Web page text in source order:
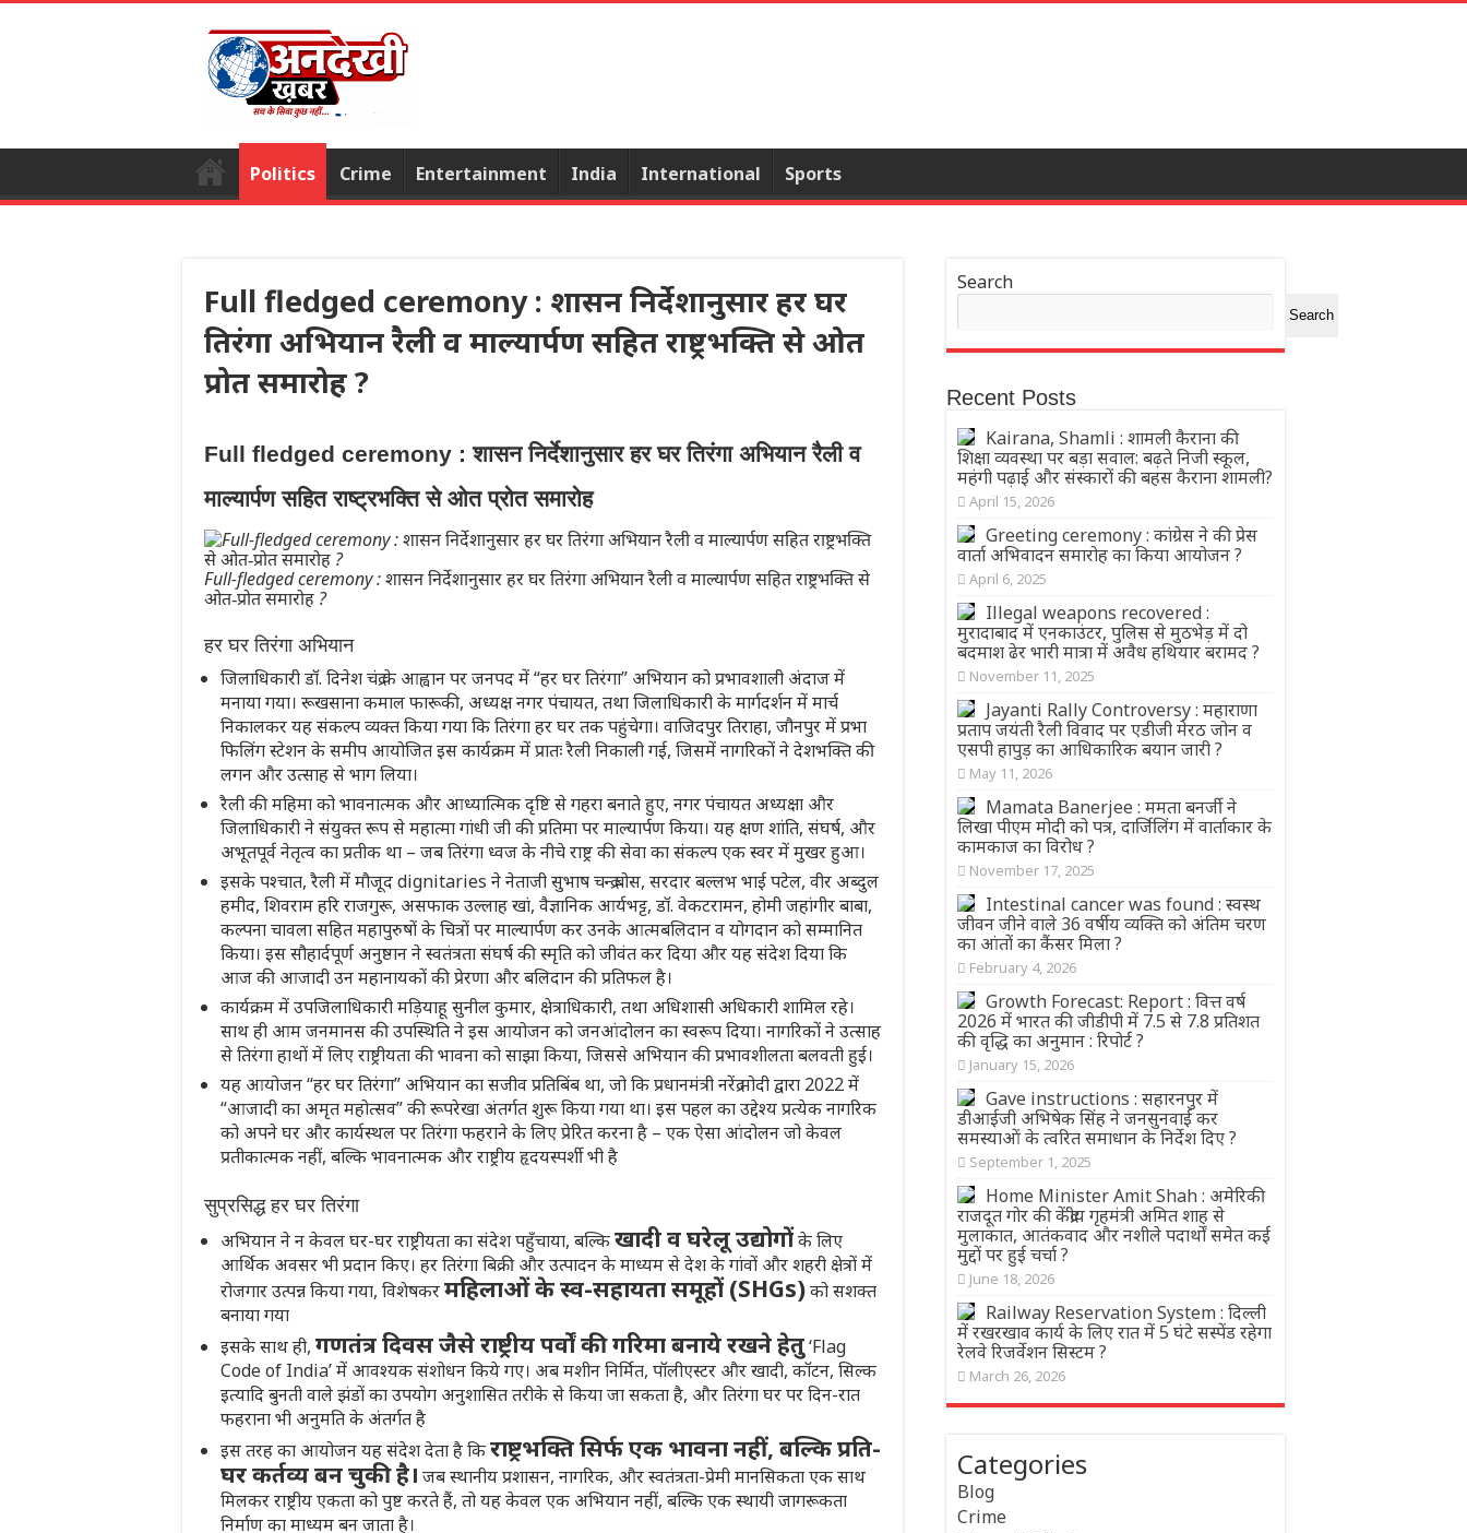
Politics Crime Entertainment India International Sports
Full fledged ceremony : शासन निर्देशानुसार हर घर
तिरंगा अभियान रैली व माल्यार्पण सहित राष्ट्रभक्ति से ओत
प्रोत समारोह ?
Full fledged ceremony : शासन निर्देशानुसार हर घर तिरंगा अभियान रैली व
माल्यार्पण सहित राष्ट्रभक्ति से ओत प्रोत समारोह
Full-fledged ceremony : शासन निर्देशानुसार हर घर तिरंगा अभियान रैली व माल्यार्पण सहित राष्ट्रभक्ति से
ओत‑प्रोत समारोह ?
हर घर तिरंगा अभियान
जिलाधिकारी डॉ. दिनेश चंद्र के आह्वान पर जनपद में “हर घर तिरंगा” अभियान को प्रभावशाली अंदाज में
मनाया गया। रूखसाना कमाल फारूकी, अध्यक्ष नगर पंचायत, तथा जिलाधिकारी के मार्गदर्शन में मार्च
निकालकर यह संकल्प व्यक्त किया गया कि तिरंगा हर घर तक पहुंचेगा। वाजिदपुर तिराहा, जौनपुर में प्रभा
फिलिंग स्टेशन के समीप आयोजित इस कार्यक्रम में प्रातः रैली निकाली गई, जिसमें नागरिकों ने देशभक्ति की
लगन और उत्साह से भाग लिया।
रैली की महिमा को भावनात्मक और आध्यात्मिक दृष्टि से गहरा बनाते हुए, नगर पंचायत अध्यक्षा और
जिलाधिकारी ने संयुक्त रूप से महात्मा गांधी जी की प्रतिमा पर माल्यार्पण किया। यह क्षण शांति, संघर्ष, और
अभूतपूर्व नेतृत्व का प्रतीक था – जब तिरंगा ध्वज के नीचे राष्ट्र की सेवा का संकल्प एक स्वर में मुखर हुआ।
इसके पश्चात, रैली में मौजूद dignitaries ने नेताजी सुभाष चन्द्र बोस, सरदार बल्लभ भाई पटेल, वीर अब्दुल
हमीद, शिवराम हरि राजगुरू, असफाक उल्लाह खां, वैज्ञानिक आर्यभट्ट, डॉ. वेकटरामन, होमी जहांगीर बाबा,
कल्पना चावला सहित महापुरुषों के चित्रों पर माल्यार्पण कर उनके आत्मबलिदान व योगदान को सम्मानित
किया। इस सौहार्दपूर्ण अनुष्ठान ने स्वतंत्रता संघर्ष की स्मृति को जीवंत कर दिया और यह संदेश दिया कि
आज की आजादी उन महानायकों की प्रेरणा और बलिदान की प्रतिफल है।
कार्यक्रम में उपजिलाधिकारी मड़ियाहू सुनील कुमार, क्षेत्राधिकारी, तथा अधिशासी अधिकारी शामिल रहे।
साथ ही आम जनमानस की उपस्थिति ने इस आयोजन को जनआंदोलन का स्वरूप दिया। नागरिकों ने उत्साह
से तिरंगा हाथों में लिए राष्ट्रीयता की भावना को साझा किया, जिससे अभियान की प्रभावशीलता बलवती हुई।
यह आयोजन “हर घर तिरंगा” अभियान का सजीव प्रतिबिंब था, जो कि प्रधानमंत्री नरेंद्र मोदी द्वारा 2022 में
“आजादी का अमृत महोत्सव” की रूपरेखा अंतर्गत शुरू किया गया था। इस पहल का उद्देश्य प्रत्येक नागरिक
को अपने घर और कार्यस्थल पर तिरंगा फहराने के लिए प्रेरित करना है – एक ऐसा आंदोलन जो केवल
प्रतीकात्मक नहीं, बल्कि भावनात्मक और राष्ट्रीय हृदयस्पर्शी भी है
सुप्रसिद्ध हर घर तिरंगा
अभियान ने न केवल घर-घर राष्ट्रीयता का संदेश पहुँचाया, बल्किखादी व घरेलू उद्योगोंके लिए
आर्थिक अवसर भी प्रदान किए। हर तिरंगा बिक्री और उत्पादन के माध्यम से देश के गांवों और शहरी क्षेत्रों में
रोजगार उत्पन्न किया गया, विशेषकरमहिलाओं के स्व-सहायता समूहों (SHGs)को सशक्त
बनाया गया
इसके साथ ही, गणतंत्र दिवस जैसे राष्ट्रीय पर्वों की गरिमा बनाये रखने हेतु‘Flag
Code of India’ में आवश्यक संशोधन किये गए। अब मशीन निर्मित, पॉलीएस्टर और खादी, कॉटन, सिल्क
इत्यादि बुनती वाले झंडों का उपयोग अनुशासित तरीके से किया जा सकता है, और तिरंगा घर पर दिन-रात
फहराना भी अनुमति के अंतर्गत है
इस तरह का आयोजन यह संदेश देता है किराष्ट्रभक्ति सिर्फ एक भावना नहीं, बल्कि प्रति-
घर कर्तव्य बन चुकी है। जब स्थानीय प्रशासन, नागरिक, और स्वतंत्रता-प्रेमी मानसिकता एक साथ
मिलकर राष्ट्रीय एकता को पुष्ट करते हैं, तो यह केवल एक अभियान नहीं, बल्कि एक स्थायी जागरूकता
निर्माण का माध्यम बन जाता है।
Search
Search
Recent Posts
Kairana, Shamli : शामली कैराना की
शिक्षा व्यवस्था पर बड़ा सवाल: बढ़ते निजी स्कूल,
महंगी पढ़ाई और संस्कारों की बहस कैराना शामली?
April 15, 2026
Greeting ceremony : कांग्रेस ने की प्रेस
वार्ता अभिवादन समारोह का किया आयोजन ?
April 6, 2025
Illegal weapons recovered :
मुरादाबाद में एनकाउंटर, पुलिस से मुठभेड़ में दो
बदमाश ढेर भारी मात्रा में अवैध हथियार बरामद ?
November 11, 2025
Jayanti Rally Controversy : महाराणा
प्रताप जयंती रैली विवाद पर एडीजी मेरठ जोन व
एसपी हापुड़ का आधिकारिक बयान जारी ?
May 11, 2026
Mamata Banerjee : ममता बनर्जी ने
लिखा पीएम मोदी को पत्र, दार्जिलिंग में वार्ताकार के
कामकाज का विरोध ?
November 17, 2025
Intestinal cancer was found : स्वस्थ
जीवन जीने वाले 36 वर्षीय व्यक्ति को अंतिम चरण
का आंतों का कैंसर मिला ?
February 4, 2026
Growth Forecast: Report : वित्त वर्ष
2026 में भारत की जीडीपी में 7.5 से 7.8 प्रतिशत
की वृद्धि का अनुमान : रिपोर्ट ?
January 15, 2026
Gave instructions : सहारनपुर में
डीआईजी अभिषेक सिंह ने जनसुनवाई कर
समस्याओं के त्वरित समाधान के निर्देश दिए ?
September 1, 2025
Home Minister Amit Shah : अमेरिकी
राजदूत गोर की केंद्रीय गृहमंत्री अमित शाह से
मुलाकात, आतंकवाद और नशीले पदार्थों समेत कई
मुद्दों पर हुई चर्चा ?
June 18, 2026
Railway Reservation System : दिल्ली
में रखरखाव कार्य के लिए रात में 5 घंटे सस्पेंड रहेगा
रेलवे रिजर्वेशन सिस्टम ?
March 26, 2026
Categories
Blog
Crime